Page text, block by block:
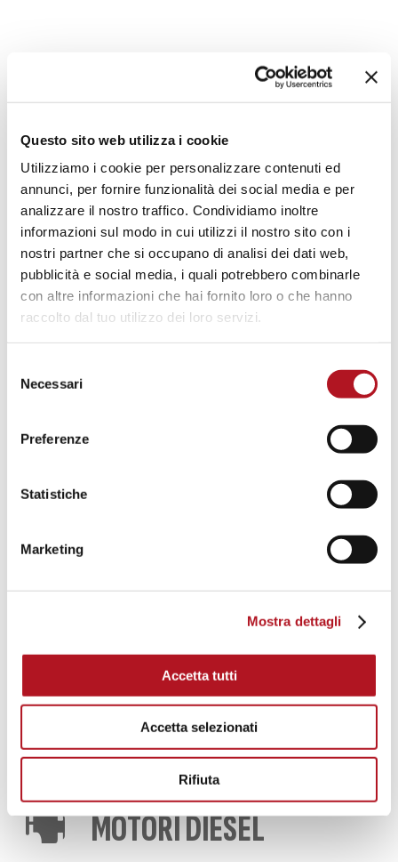
Questo sito web utilizza i cookie
Utilizziamo i cookie per personalizzare contenuti ed
annunci, per fornire funzionalità dei social media e per
analizzare il nostro traffico. Condividiamo inoltre
informazioni sul modo in cui utilizzi il nostro sito con i
nostri partner che si occupano di analisi dei dati web,
pubblicità e social media, i quali potrebbero combinarle
con altre informazioni che hai fornito loro o che hanno
raccolto dal tuo utilizzo dei loro servizi.
delNecessari
Preferenze
Statistiche
Marketing
Mostra dettagli
Accetta tutti
Accetta selezionati
Rifiuta
MOTOPOMPE
IRRIGAZIONE
Centraline di controllo locale e via modem,
centraline di regolazione pressione pompa,
attuatori e accessori
DOWNLOAD CATALOGO
MOTOPOMPE IRRIGAZIONE
Quadri automatici per motopompa diesel e
elettropompa, centraline di controllo,
DOWNLOAD CATALOGO
GRUPPI ANTINCENDIO
MOTORI DIESEL